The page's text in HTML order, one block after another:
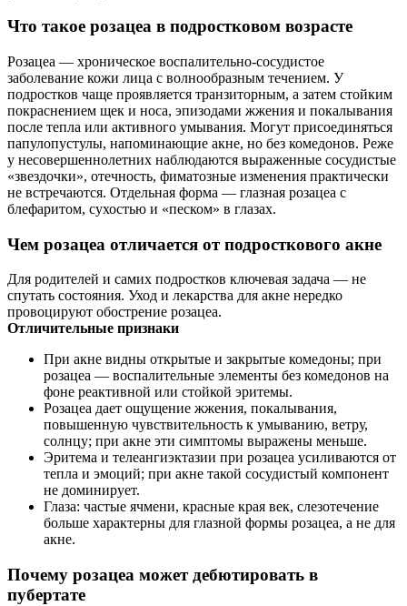
Что такое розацеа в подростковом возрасте
Розацеа — хроническое воспалительно‑сосудистое
заболевание кожи лица с волнообразным течением. У
подростков чаще проявляется транзиторным, а затем стойким
покраснением щек и носа, эпизодами жжения и покалывания
после тепла или активного умывания. Могут присоединяться
папулопустулы, напоминающие акне, но без комедонов. Реже
у несовершеннолетних наблюдаются выраженные сосудистые
«звездочки», отечность, фиматозные изменения практически
не встречаются. Отдельная форма — глазная розацеа с
блефаритом, сухостью и «песком» в глазах.
Чем розацеа отличается от подросткового акне
Для родителей и самих подростков ключевая задача — не
спутать состояния. Уход и лекарства для акне нередко
провоцируют обострение розацеа.
Отличительные признаки
При акне видны открытые и закрытые комедоны; при
розацеа — воспалительные элементы без комедонов на
фоне реактивной или стойкой эритемы.
Розацеа дает ощущение жжения, покалывания,
повышенную чувствительность к умыванию, ветру,
солнцу; при акне эти симптомы выражены меньше.
Эритема и телеангиэктазии при розацеа усиливаются от
тепла и эмоций; при акне такой сосудистый компонент
не доминирует.
Глаза: частые ячмени, красные края век, слезотечение
больше характерны для глазной формы розацеа, а не для
акне.
Почему розацеа может дебютировать в
пубертате